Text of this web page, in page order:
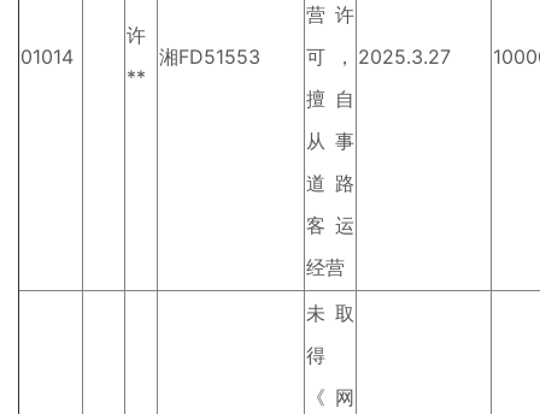
01014
许
**
湘FD51553
营许
可，
擅自
从事
道路
客运
经营
2025.3.27
未取
得
《网